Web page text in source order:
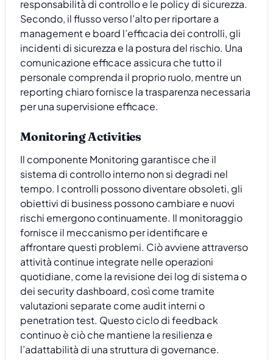
responsabilità di controllo e le policy di sicurezza.
Secondo, il flusso verso l’alto per riportare a
management e board l’efficacia dei controlli, gli
incidenti di sicurezza e la postura del rischio. Una
comunicazione efficace assicura che tutto il
personale comprenda il proprio ruolo, mentre un
reporting chiaro fornisce la trasparenza necessaria
per una supervisione efficace.
Monitoring Activities
Il componente Monitoring garantisce che il
sistema di controllo interno non si degradi nel
tempo. I controlli possono diventare obsoleti, gli
obiettivi di business possono cambiare e nuovi
rischi emergono continuamente. Il monitoraggio
fornisce il meccanismo per identificare e
affrontare questi problemi. Ciò avviene attraverso
attività continue integrate nelle operazioni
quotidiane, come la revisione dei log di sistema o
dei security dashboard, così come tramite
valutazioni separate come audit interni o
penetration test. Questo ciclo di feedback
continuo è ciò che mantiene la resilienza e
l’adattabilità di una struttura di governance.